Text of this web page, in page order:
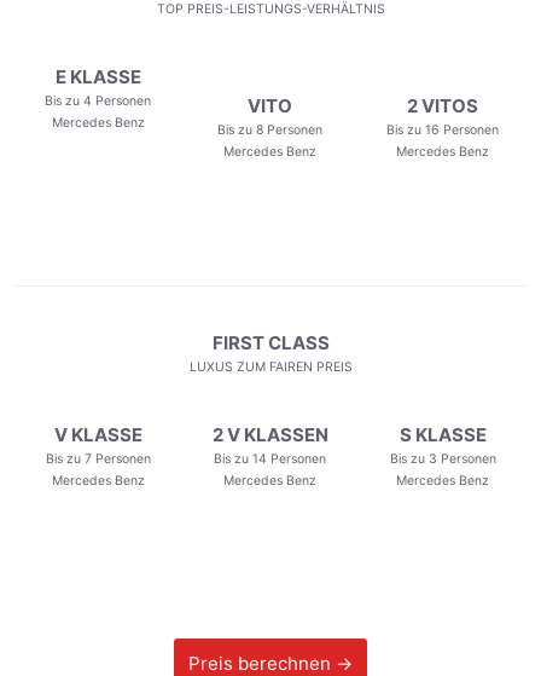
TOP PREIS-LEISTUNGS-VERHÄLTNIS
E KLASSE
Bis zu 4 Personen
Mercedes Benz
VITO
Bis zu 8 Personen
Mercedes Benz
2 VITOS
Bis zu 16 Personen
Mercedes Benz
FIRST CLASS
LUXUS ZUM FAIREN PREIS
V KLASSE
Bis zu 7 Personen
Mercedes Benz
2 V KLASSEN
Bis zu 14 Personen
Mercedes Benz
S KLASSE
Bis zu 3 Personen
Mercedes Benz
Preis berechnen →